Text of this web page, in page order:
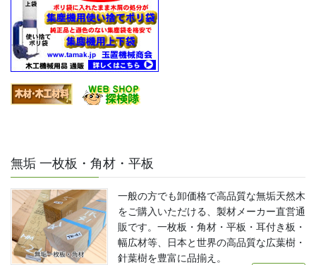
無垢 一枚板・角材・平板
一般の方でも卸価格で高品質な無垢天然木
をご購入いただける、製材メーカー直営通
販です。一枚板・角材・平板・耳付き板・
幅広材等、日本と世界の高品質な広葉樹・
針葉樹を豊富に品揃え。